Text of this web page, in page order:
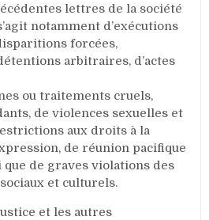
lettres de la société
notamment d’exécutions
forcées,
arbitraires, d’actes
ou traitements cruels,
de violences sexuelles et
aux droits à la
de réunion pacifique
que de graves violations des
et culturels.
et les autres